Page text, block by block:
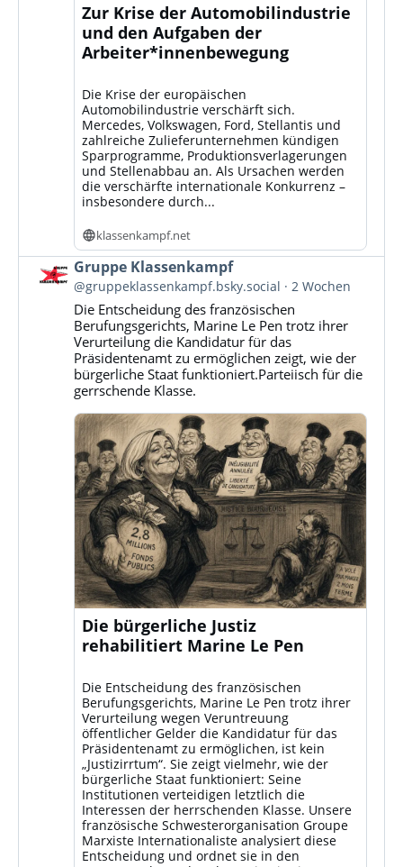
Zur Krise der Automobilindustrie
und den Aufgaben der
Arbeiter*innenbewegung
Die Krise der europäischen
Automobilindustrie verschärft sich.
Mercedes, Volkswagen, Ford, Stellantis und
zahlreiche Zulieferunternehmen kündigen
Sparprogramme, Produktionsverlagerungen
und Stellenabbau an. Als Ursachen werden
die verschärfte internationale Konkurrenz –
insbesondere durch...
klassenkampf.net
Beitrag
von
Gruppe
Klassenkampf
Bluesky
ansehen
Gruppe Klassenkampf
@gruppeklassenkampf.bsky.social 2 Wochen
Die Entscheidung des französischen
Berufungsgerichts, Marine Le Pen trotz ihrer
Verurteilung die Kandidatur für das
Präsidentenamt zu ermöglichen zeigt, wie der
bürgerliche Staat funktioniert.Parteiisch für die
gerrschende Klasse.
Die bürgerliche Justiz
rehabilitiert Marine Le Pen
Die Entscheidung des französischen
Berufungsgerichts, Marine Le Pen trotz ihrer
Verurteilung wegen Veruntreuung
öffentlicher Gelder die Kandidatur für das
Präsidentenamt zu ermöglichen, ist kein
„Justizirrtum“. Sie zeigt vielmehr, wie der
bürgerliche Staat funktioniert: Seine
Institutionen verteidigen letztlich die
Interessen der herrschenden Klasse. Unsere
französische Schwesterorganisation Groupe
Marxiste Internationaliste analysiert diese
Entscheidung und ordnet sie in den